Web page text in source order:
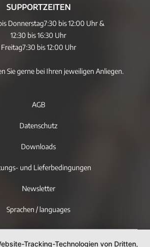
SUPPORTZEITEN
Donnerstag7:30 bis 12:00 Uhr &
12:30 bis 16:30 Uhr
Freitag7:30 bis 12:00 Uhr
Sie gerne bei Ihren jeweiligen Anliegen.
AGB
Datenschutz
Downloads
und Lieferbedingungen
Newsletter
Sprachen / languages
Tracking-Technologien von Dritten,